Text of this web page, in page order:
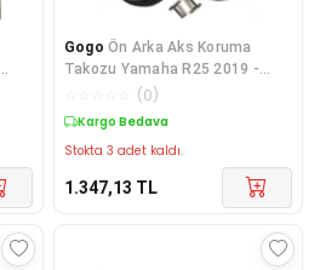
Gogo Ön Arka Aks Koruma
Takozu Yamaha R25 2019 -
2021 Uyumlu
(0)
Kargo Bedava
Stokta 3 adet kaldı.
1.347,13 TL